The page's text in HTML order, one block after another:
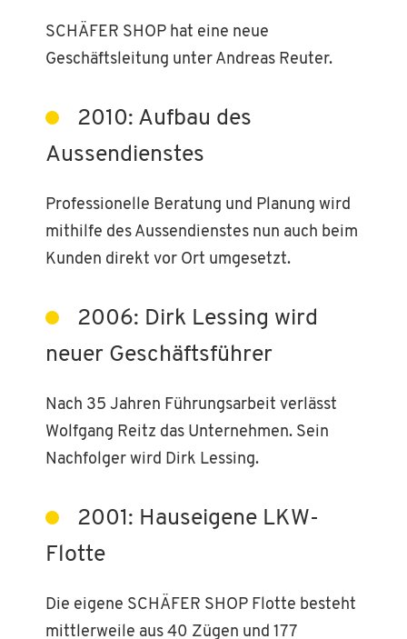
SCHÄFER SHOP hat eine neue
Geschäftsleitung unter Andreas Reuter.
2010: Aufbau des
Aussendienstes
Professionelle Beratung und Planung wird
mithilfe des Aussendienstes nun auch beim
Kunden direkt vor Ort umgesetzt.
2006: Dirk Lessing wird
neuer Geschäftsführer
Nach 35 Jahren Führungsarbeit verlässt
Wolfgang Reitz das Unternehmen. Sein
Nachfolger wird Dirk Lessing.
2001: Hauseigene LKW-
Flotte
Die eigene SCHÄFER SHOP Flotte besteht
mittlerweile aus 40 Zügen und 177